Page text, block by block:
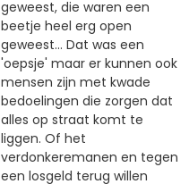
geweest, die waren een
beetje heel erg open
geweest... Dat was een
'oepsje' maar er kunnen ook
mensen zijn met kwade
bedoelingen die zorgen dat
alles op straat komt te
liggen. Of het
verdonkeremanen en tegen
een losgeld terug willen